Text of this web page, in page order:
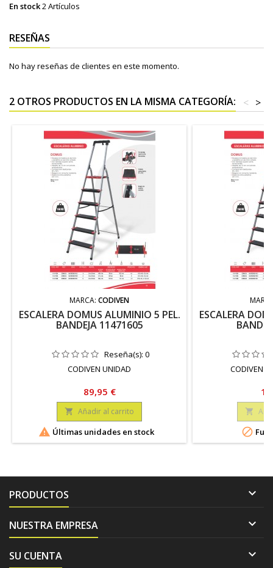
En stock2 Artículos
RESEÑAS
No hay reseñas de clientes en este momento.
2 OTROS PRODUCTOS EN LA MISMA CATEGORÍA: >
<
MARCA: CODIVEN
ESCALERA DOMUS ALUMINIO 5 PEL.
BANDEJA 11471605
Reseña(s): 0
CODIVEN UNIDAD
Precio
89,95 €
 Añadir al carrito
 Últimas unidades en stock
ESCALERA
CODIVEN


PRODUCTOS 
NUESTRA EMPRESA 
SU CUENTA 